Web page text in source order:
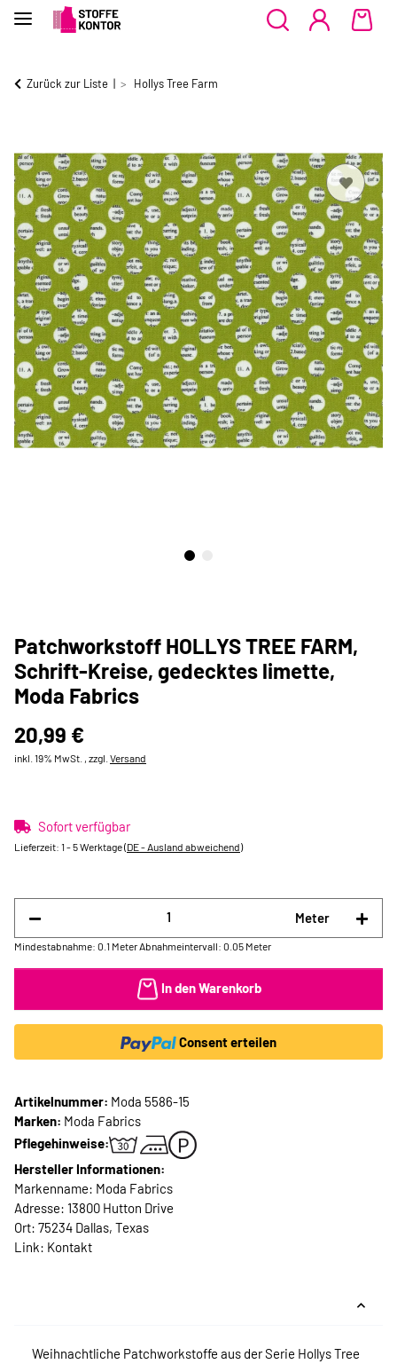
Zurück zur Liste Hollys Tree Farm
Patchworkstoff HOLLYS TREE FARM,
Schrift-Kreise, gedecktes limette,
Moda Fabrics
20,99 €
inkl. 19% MwSt. , zzgl. Versand
Sofort verfügbar
Lieferzeit: 1 - 5 Werktage(DE - Ausland abweichend)
Meter
Mindestabnahme: 0.1 Meter Abnahmeintervall: 0.05 Meter
In den Warenkorb
Consent erteilen
Artikelnummer: Moda 5586-15
Marken: Moda Fabrics
Pflegehinweise:
Hersteller Informationen:
Markenname: Moda Fabrics
Adresse: 13800 Hutton Drive
Ort: 75234 Dallas, Texas
Link: Kontakt
Weihnachtliche Patchworkstoffe aus der Serie Hollys Tree